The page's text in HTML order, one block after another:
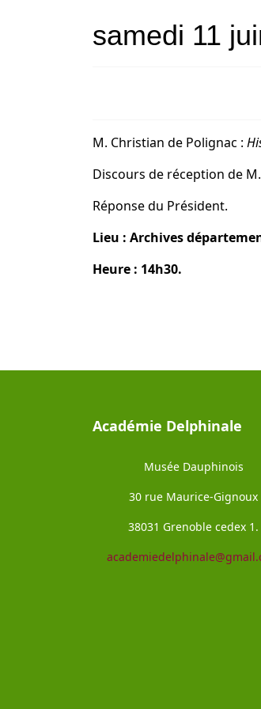
samedi 11
M. Christian de Polignac :
Discours de réception de
Réponse du Président.
Lieu : Archives
Heure : 14h30.
Académie Delphinale
Musée Dauphinois
30 rue Maurice-Gignoux
38031 Grenoble cedex 1.